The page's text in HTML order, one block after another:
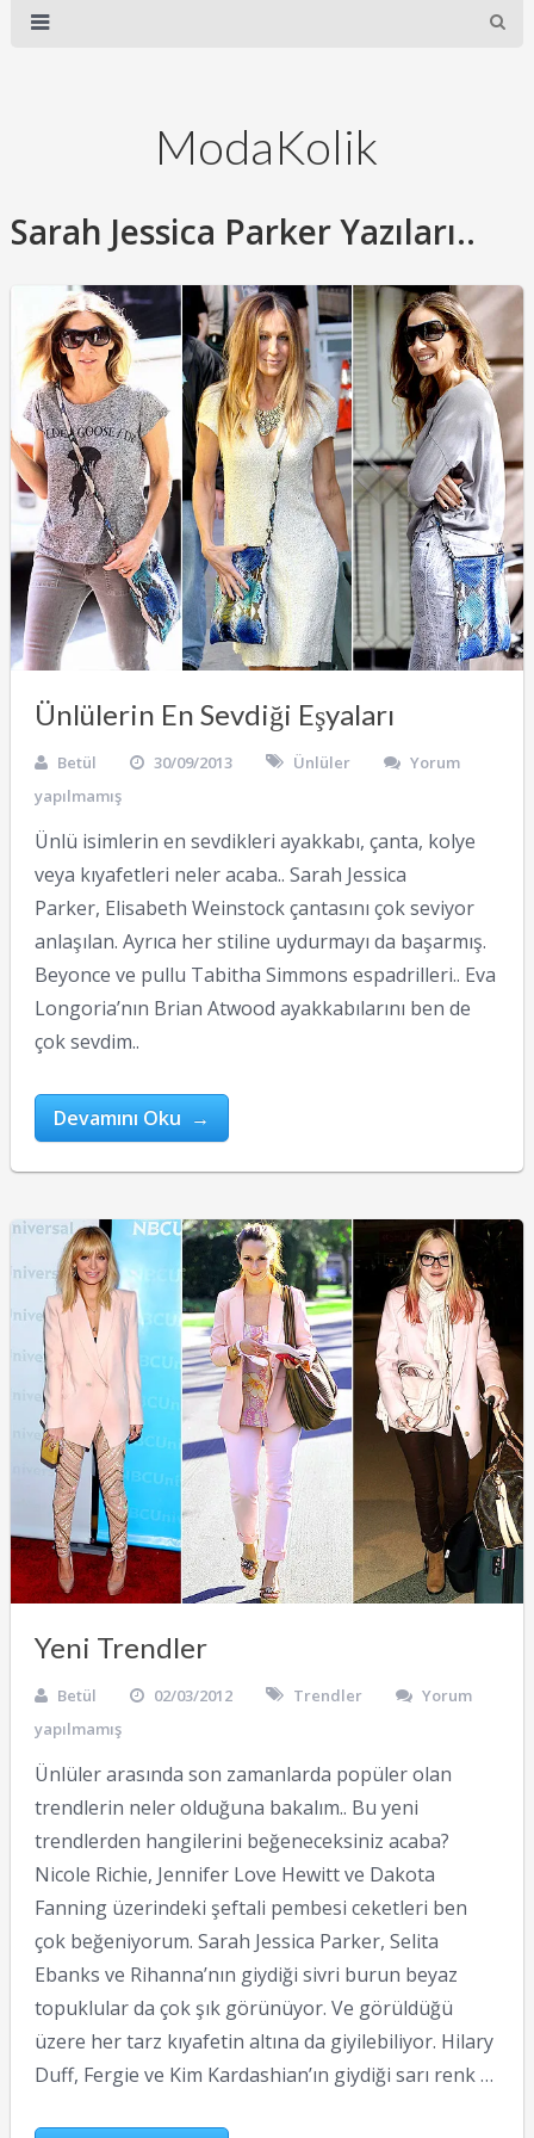
ModaKolik
Sarah Jessica Parker Yazıları..
Ünlülerin En Sevdiği Eşyaları
Betül 30/09/2013 Ünlüler
Yorum
yapılmamış
Ünlü isimlerin en sevdikleri ayakkabı, çanta, kolye
veya kıyafetleri neler acaba.. Sarah Jessica
Parker, Elisabeth Weinstock çantasını çok seviyor
anlaşılan. Ayrıca her stiline uydurmayı da başarmış.
Beyonce ve pullu Tabitha Simmons espadrilleri.. Eva
Longoria’nın Brian Atwood ayakkabılarını ben de
çok sevdim..
Devamını Oku →
Yeni Trendler
Betül 02/03/2012 Trendler
Yorum
yapılmamış
Ünlüler arasında son zamanlarda popüler olan
trendlerin neler olduğuna bakalım.. Bu yeni
trendlerden hangilerini beğeneceksiniz acaba?
Nicole Richie, Jennifer Love Hewitt ve Dakota
Fanning üzerindeki şeftali pembesi ceketleri ben
çok beğeniyorum. Sarah Jessica Parker, Selita
Ebanks ve Rihanna’nın giydiği sivri burun beyaz
topuklular da çok şık görünüyor. Ve görüldüğü
üzere her tarz kıyafetin altına da giyilebiliyor. Hilary
Duff, Fergie ve Kim Kardashian’ın giydiği sarı renk …